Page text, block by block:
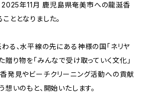
2025年11月 鹿児島県奄美市への龍涎香
ととなりました。
る、水平線の先にある神様の国「ネリヤ
贈り物を「みんなで受け取っていく文化」
発見やビーチクリーニング活動への貢献
想いのもと、開始いたします。